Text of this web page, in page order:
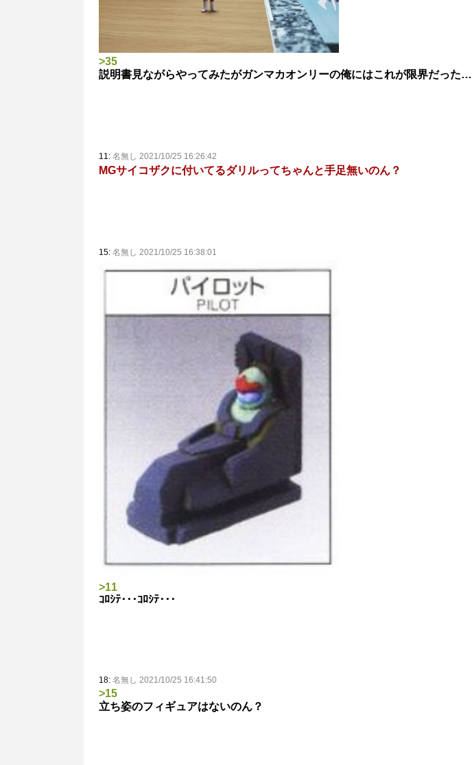
>35
説明書見ながらやってみたがガンマカオンリーの俺にはこれが限界だった…
11: 名無し 2021/10/25 16:26:42
MGサイコザクに付いてるダリルってちゃんと手足無いのん？
15: 名無し 2021/10/25 16:38:01
>11
ｺﾛｼﾃ･･･ｺﾛｼﾃ･･･
18: 名無し 2021/10/25 16:41:50
>15
立ち姿のフィギュアはないのん？